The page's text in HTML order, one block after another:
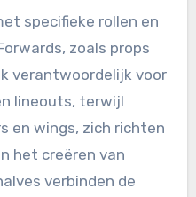
specifieke rollen en
zoals props
verantwoordelijk voor
lineouts, terwijl
en wings, zich richten
het creëren van
verbinden de